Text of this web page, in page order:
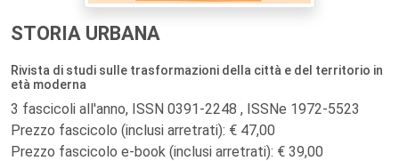
STORIA URBANA
Rivista di studi sulle trasformazioni della città e del territorio in
età moderna
3 fascicoli all'anno, ISSN 0391-2248 , ISSNe 1972-5523
Prezzo fascicolo (inclusi arretrati): € 47,00
Prezzo fascicolo e-book (inclusi arretrati): € 39,00